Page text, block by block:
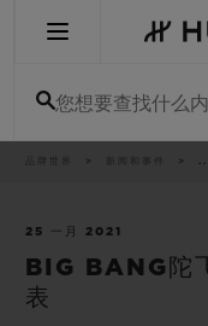
您想要查找什么
新闻和事件 ..
25 一月 2021
BIG BANG陀
表
新品腕表